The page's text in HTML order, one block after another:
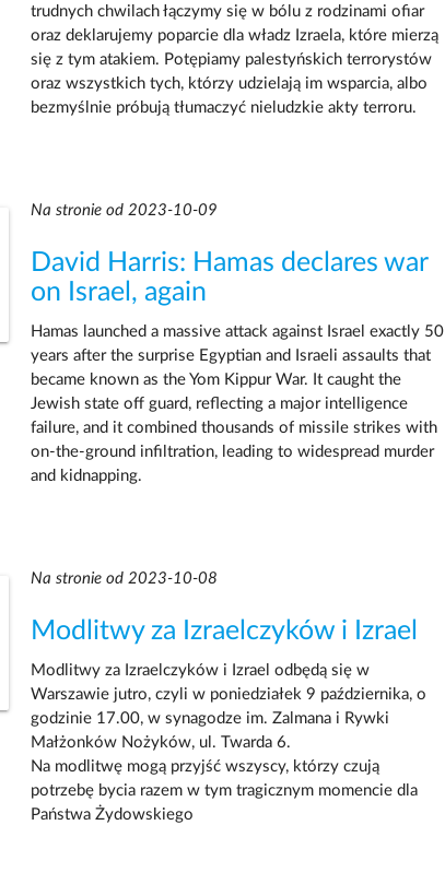
trudnych chwilach łączymy się w bólu z rodzinami ofiar
oraz deklarujemy poparcie dla władz Izraela, które mierzą
się z tym atakiem. Potępiamy palestyńskich terrorystów
oraz wszystkich tych, którzy udzielają im wsparcia, albo
bezmyślnie próbują tłumaczyć nieludzkie akty terroru.
Na stronie od 2023-10-09
David Harris: Hamas declares war
on Israel, again
Hamas launched a massive attack against Israel exactly 50
years after the surprise Egyptian and Israeli assaults that
became known as the Yom Kippur War. It caught the
Jewish state off guard, reflecting a major intelligence
failure, and it combined thousands of missile strikes with
on-the-ground infiltration, leading to widespread murder
and kidnapping.
Na stronie od 2023-10-08
Modlitwy za Izraelczyków i Izrael
Modlitwy za Izraelczyków i Izrael odbędą się w
Warszawie jutro, czyli w poniedziałek 9 października, o
godzinie 17.00, w synagodze im. Zalmana i Rywki
Małżonków Nożyków, ul. Twarda 6.
Na modlitwę mogą przyjść wszyscy, którzy czują
potrzebę bycia razem w tym tragicznym momencie dla
Państwa Żydowskiego